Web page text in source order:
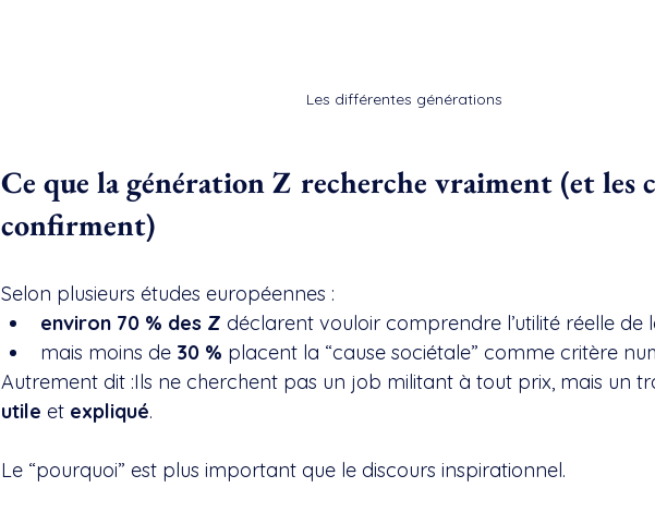
Les différentes générations
Ce que la génération Z recherche vraiment (et les
confirment)
Selon plusieurs études européennes :
environ 70 % des Z déclarent vouloir comprendre l’utilité réelle de
mais moins de 30 % placent la “cause sociétale” comme critère
Autrement dit :Ils ne cherchent pas un job militant à tout prix, mais un
utile et expliqué.
Le “pourquoi” est plus important que le discours inspirationnel.